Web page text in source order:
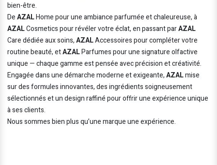
bien-être.
DeAZALHome pour une ambiance parfumée et chaleureuse, à
AZALCosmetics pour révéler votre éclat, en passant parAZAL
Care dédiée aux soins,AZALAccessoires pour compléter votre
routine beauté, etAZALParfumes pour une signature olfactive
unique — chaque gamme est pensée avec précision et créativité.
Engagée dans une démarche moderne et exigeante,AZALmise
sur des formules innovantes, des ingrédients soigneusement
sélectionnés et un design raffiné pour offrir une expérience unique
à ses clients.
Nous sommes bien plus qu’une marque une expérience.